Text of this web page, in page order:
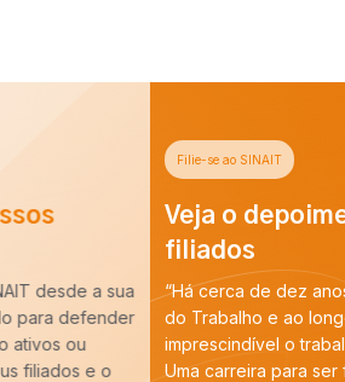
de um de nossos
entrei para a carreira de Auditoria-Fiscal
desse período constatei que é
do SINAIT para a nossa categoria.
precisa de um Sindicato forte,